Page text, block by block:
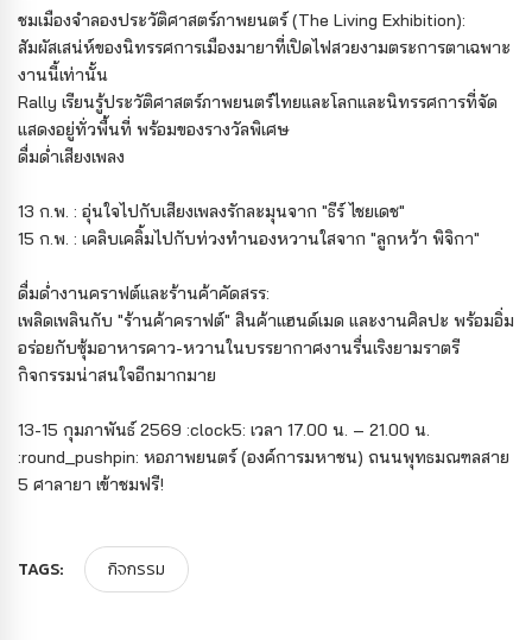
ชมเมืองจำลองประวัติศาสตร์ภาพยนตร์ (The Living Exhibition):
สัมผัสเสน่ห์ของนิทรรศการเมืองมายาที่เปิดไฟสวยงามตระการตาเฉพาะ
งานนี้เท่านั้น
Rally เรียนรู้ประวัติศาสตร์ภาพยนตร์ไทยและโลกและนิทรรศการที่จัด
แสดงอยู่ทั่วพื้นที่ พร้อมของรางวัลพิเศษ
ดื่มด่ำเสียงเพลง
13 ก.พ. : อุ่นใจไปกับเสียงเพลงรักละมุนจาก "ธีร์ ไชยเดช"
15 ก.พ. : เคลิบเคลิ้มไปกับท่วงทำนองหวานใสจาก "ลูกหว้า พิจิกา"
ดื่มด่ำงานคราฟต์และร้านค้าคัดสรร:
เพลิดเพลินกับ "ร้านค้าคราฟต์" สินค้าแฮนด์เมด และงานศิลปะ พร้อมอิ่ม
อร่อยกับซุ้มอาหารคาว-หวานในบรรยากาศงานรื่นเริงยามราตรี
กิจกรรมน่าสนใจอีกมากมาย
13-15 กุมภาพันธ์ 2569 :clock5: เวลา 17.00 น. – 21.00 น.
:round_pushpin: หอภาพยนตร์ (องค์การมหาชน) ถนนพุทธมณฑลสาย
5 ศาลายา เข้าชมฟรี!
TAGS: กิจกรรม